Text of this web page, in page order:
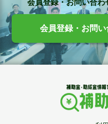
会員登録・お問い合
会員登録・お問